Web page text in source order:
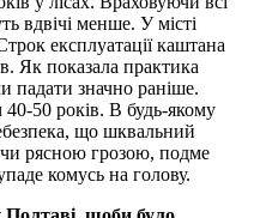
вдвічі менше. У місті
експлуатації каштана
Як показала практика
падати значно раніше.
50 років. В будь-якому
що шквальний
чи рясною грозою, подме
комусь на голову.